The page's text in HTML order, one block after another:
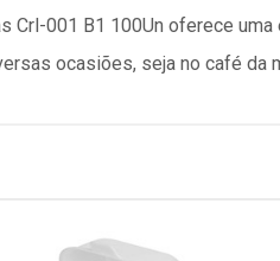
001 B1 100Un oferece uma
ocasiões, seja no café da